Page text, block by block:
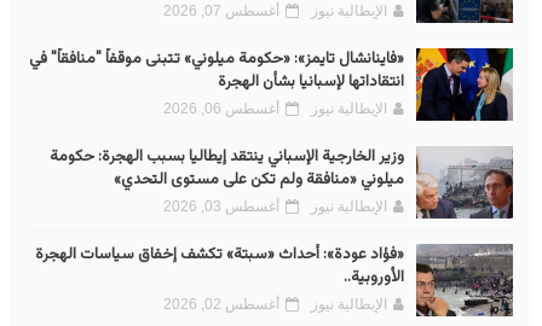
الإيطالية نيوز أغسطس 07, 2026
«فاينانشال تايمز»: «حكومة ميلوني» تتبنى موقفاً "منافقاً" في
انتقاداتها لإسبانيا بشأن الهجرة
الإيطالية نيوز أغسطس 06, 2026
وزير الخارجية الإسباني ينتقد إيطاليا بسبب الهجرة: حكومة
ميلوني «منافقة ولم تكن على مستوى التحدي»
الإيطالية نيوز أغسطس 03, 2026
«فؤاد عودة»: أحداث «سبتة» تكشف إخفاق سياسات الهجرة
الأوروبية..
الإيطالية نيوز أغسطس 02, 2026